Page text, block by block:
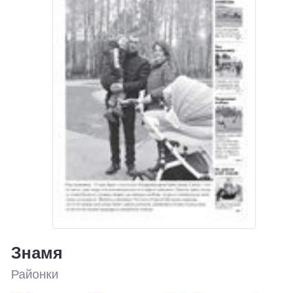
Знамя
Районки